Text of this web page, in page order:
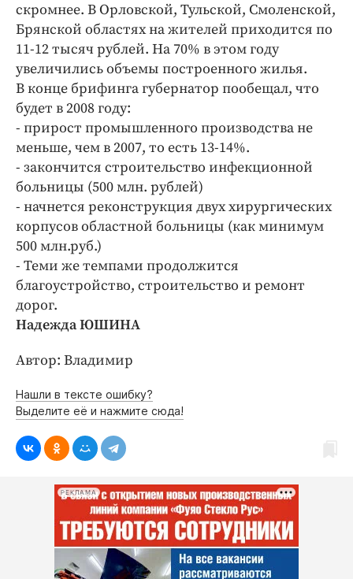
скромнее. В Орловской, Тульской, Смоленской,
Брянской областях на жителей приходится по
11-12 тысяч рублей. На 70% в этом году
увеличились объемы построенного жилья.
В конце брифинга губернатор пообещал, что
будет в 2008 году:
- прирост промышленного производства не
меньше, чем в 2007, то есть 13-14%.
- закончится строительство инфекционной
больницы (500 млн. рублей)
- начнется реконструкция двух хирургических
корпусов областной больницы (как минимум
500 млн.руб.)
- Теми же темпами продолжится
благоустройство, строительство и ремонт
дорог.
Надежда ЮШИНА
Автор: Владимир
Нашли в тексте ошибку?
Выделите её и нажмите сюда!
РЕКЛАМА